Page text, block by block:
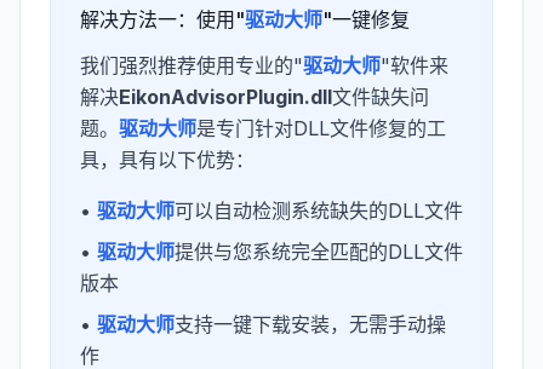
解决方法一：使用"驱动大师"一键修复
我们强烈推荐使用专业的"驱动大师"软件来
解决EikonAdvisorPlugin.dll文件缺失问
题。 驱动大师是专门针对DLL文件修复的工
具，具有以下优势：
• 驱动大师可以自动检测系统缺失的DLL文件
• 驱动大师提供与您系统完全匹配的DLL文件
版本
• 驱动大师支持一键下载安装，无需手动操
作